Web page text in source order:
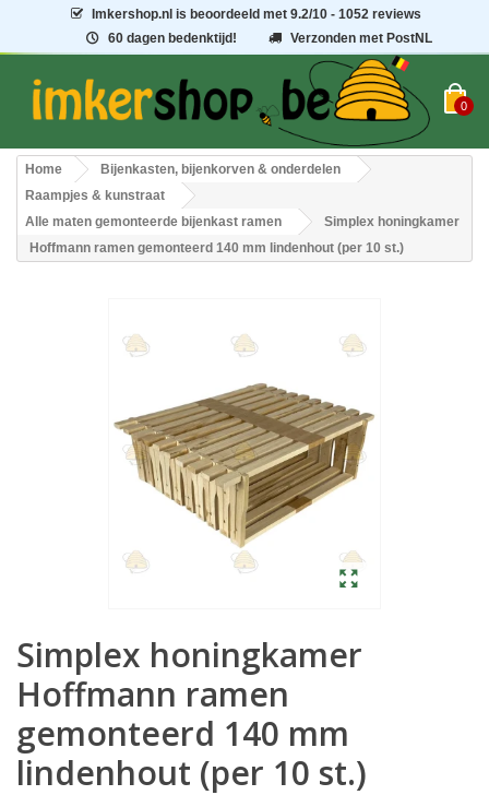
Imkershop.nl is beoordeeld met9.2/10 - 1052 reviews
60 dagen bedenktijd!
Verzonden met PostNL
0
Home
Bijenkasten, bijenkorven & onderdelen
Raampjes & kunstraat
Alle maten gemonteerde bijenkast ramen
Simplex honingkamer
Hoffmann ramen gemonteerd 140 mm lindenhout (per 10 st.)
Simplex honingkamer
Hoffmann ramen
gemonteerd 140 mm
lindenhout (per 10 st.)